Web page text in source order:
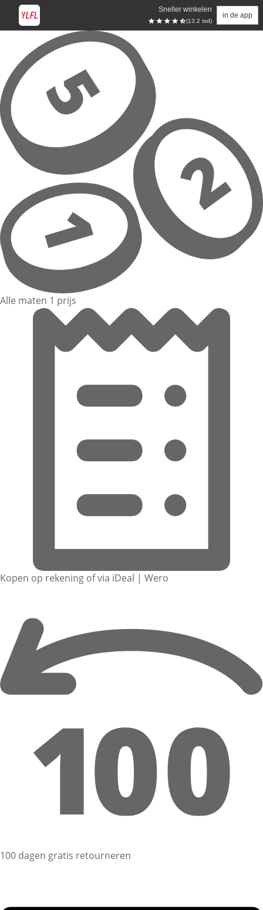
Sneller winkelen
(13.2 tsd)
in de app
Overslaan naar hoofdinhoud
Alle maten 1 prijs
Kopen op rekening of via iDeal | Wero
100 dagen gratis retourneren